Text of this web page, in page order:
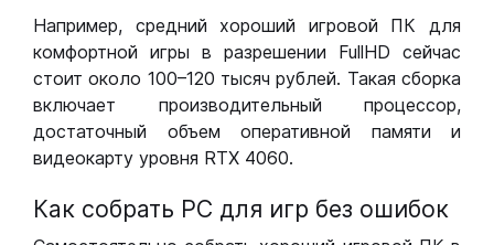
Например, средний хороший игровой ПК для
комфортной игры в разрешении FullHD сейчас
стоит около 100–120 тысяч рублей. Такая сборка
включает производительный процессор,
достаточный объем оперативной памяти и
видеокарту уровня RTX 4060.
Как собрать РС для игр без ошибок